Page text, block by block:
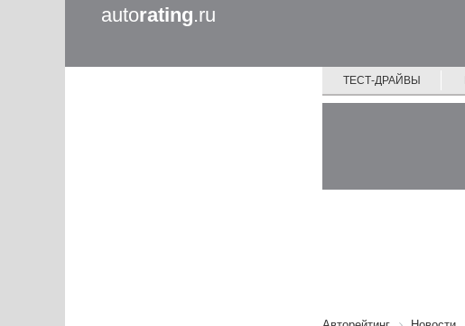
autorating.ru
ТЕСТ-ДРАЙВЫ